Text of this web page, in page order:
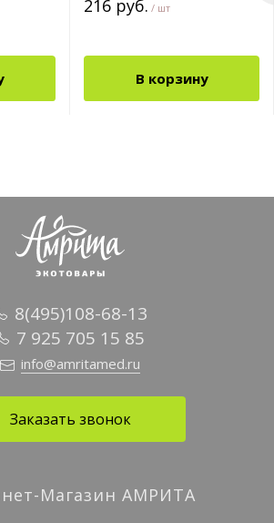
216 руб. / шт
В корзину
8(495)108-68-13
7 925 705 15 85
info@amritamed.ru
Заказать звонок
Магазин АМРИТА